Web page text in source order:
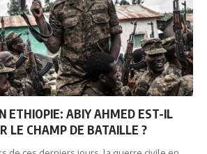
ETHIOPIE: ABIY AHMED EST-IL
LE CHAMP DE BATAILLE ?